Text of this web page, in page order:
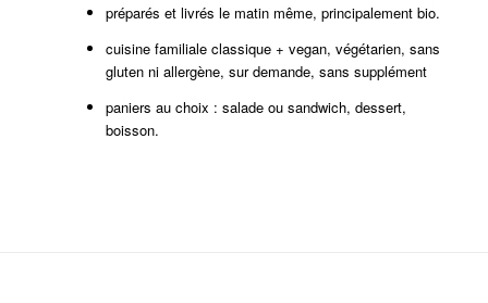
préparés et livrés le matin même, principalement bio.
cuisine familiale classique + vegan, végétarien, sans
gluten ni allergène, sur demande, sans supplément
paniers au choix : salade ou sandwich, dessert,
boisson.